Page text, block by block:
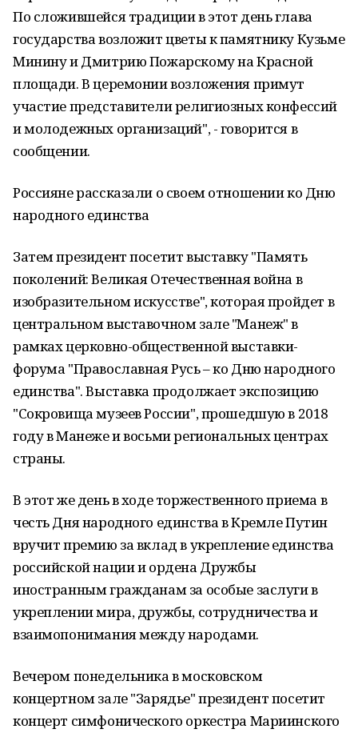
По сложившейся традиции в этот день глава
государства возложит цветы к памятнику Кузьме
Минину и Дмитрию Пожарскому на Красной
площади. В церемонии возложения примут
участие представители религиозных конфессий
и молодежных организаций", - говорится в
сообщении.
Россияне рассказали о своем отношении ко Дню
народного единства
Затем президент посетит выставку "Память
поколений: Великая Отечественная война в
изобразительном искусстве", которая пройдет в
центральном выставочном зале "Манеж" в
рамках церковно-общественной выставки-
форума "Православная Русь – ко Дню народного
единства". Выставка продолжает экспозицию
"Сокровища музеев России", прошедшую в 2018
году в Манеже и восьми региональных центрах
страны.
В этот же день в ходе торжественного приема в
честь Дня народного единства в Кремле Путин
вручит премию за вклад в укрепление единства
российской нации и ордена Дружбы
иностранным гражданам за особые заслуги в
укреплении мира, дружбы, сотрудничества и
взаимопонимания между народами.
Вечером понедельника в московском
концертном зале "Зарядье" президент посетит
концерт симфонического оркестра Мариинского